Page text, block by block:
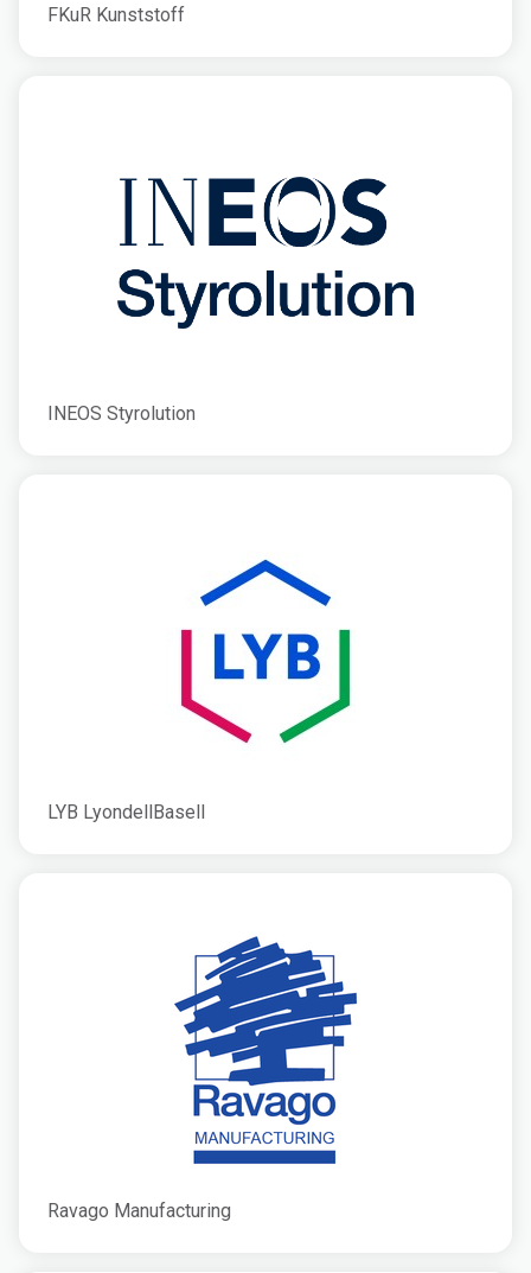
FKuR Kunststoff
INEOS Styrolution
LYB LyondellBasell
Ravago Manufacturing